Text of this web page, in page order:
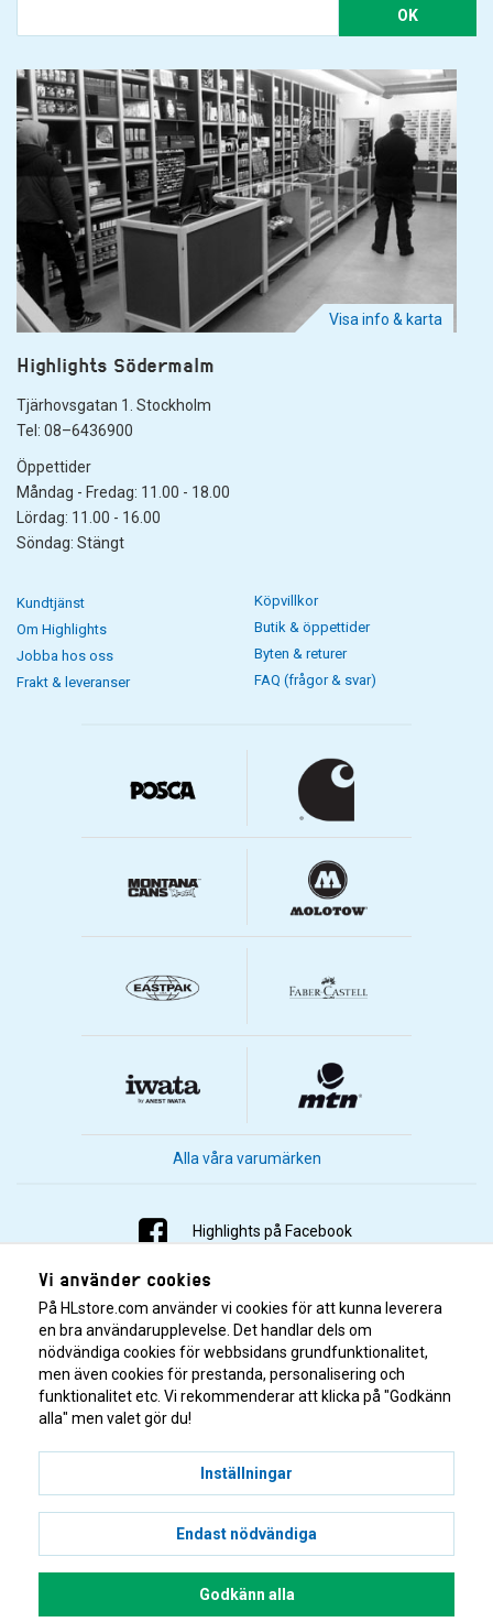
OK
Visa info & karta
Highlights Södermalm
Tjärhovsgatan 1. Stockholm
Tel: 08–6436900
Öppettider
Måndag - Fredag: 11.00 - 18.00
Lördag: 11.00 - 16.00
Söndag: Stängt
Kundtjänst
Om Highlights
Jobba hos oss
Frakt & leveranser
Köpvillkor
Butik & öppettider
Byten & returer
FAQ (frågor & svar)
Alla våra varumärken
Highlights på Facebook
Highlights på Instagram
Highlights på Youtube
Highlights på Tiktok
© 2001–2026 Highlights/KR Distribution AB.
Vi använder cookies
På HLstore.com använder vi cookies för att kunna leverera
en bra användarupplevelse. Det handlar dels om
nödvändiga cookies för webbsidans grundfunktionalitet,
men även cookies för prestanda, personalisering och
funktionalitet etc. Vi rekommenderar att klicka på "Godkänn
alla" men valet gör du!
Inställningar
Endast nödvändiga
Godkänn alla